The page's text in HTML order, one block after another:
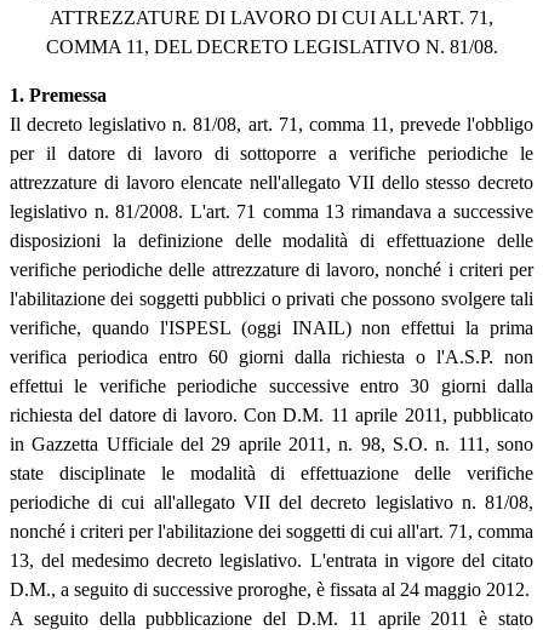
ATTREZZATURE DI LAVORO DI CUI ALL'ART. 71,
COMMA 11, DEL DECRETO LEGISLATIVO N. 81/08.
1. Premessa
Il decreto legislativo n. 81/08, art. 71, comma 11, prevede l'obbligo
per il datore di lavoro di sottoporre a verifiche periodiche le
attrezzature di lavoro elencate nell'allegato VII dello stesso decreto
legislativo n. 81/2008. L'art. 71 comma 13 rimandava a successive
disposizioni la definizione delle modalità di effettuazione delle
verifiche periodiche delle attrezzature di lavoro, nonché i criteri per
l'abilitazione dei soggetti pubblici o privati che possono svolgere tali
verifiche, quando l'ISPESL (oggi INAIL) non effettui la prima
verifica periodica entro 60 giorni dalla richiesta o l'A.S.P. non
effettui le verifiche periodiche successive entro 30 giorni dalla
richiesta del datore di lavoro. Con D.M. 11 aprile 2011, pubblicato
in Gazzetta Ufficiale del 29 aprile 2011, n. 98, S.O. n. 111, sono
state disciplinate le modalità di effettuazione delle verifiche
periodiche di cui all'allegato VII del decreto legislativo n. 81/08,
nonché i criteri per l'abilitazione dei soggetti di cui all'art. 71, comma
13, del medesimo decreto legislativo. L'entrata in vigore del citato
D.M., a seguito di successive proroghe, è fissata al 24 maggio 2012.
A seguito della pubblicazione del D.M. 11 aprile 2011 è stato